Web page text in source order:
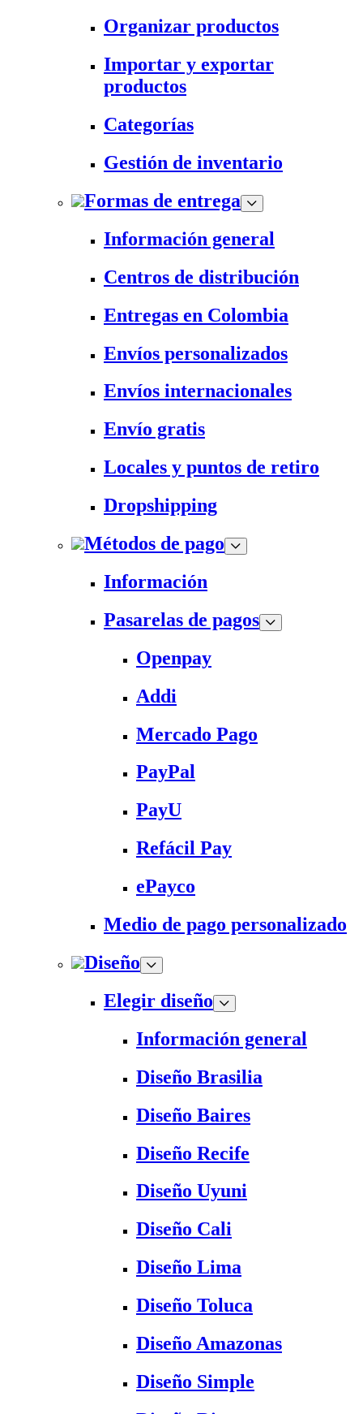
Organizar productos
Importar y exportar
productos
Categorías
Gestión de inventario
Formas de entrega
Información general
Centros de distribución
Entregas en Colombia
Envíos personalizados
Envíos internacionales
Envío gratis
Locales y puntos de retiro
Dropshipping
Métodos de pago
Información
Pasarelas de pagos
Openpay
Addi
Mercado Pago
PayPal
PayU
Refácil Pay
ePayco
Medio de pago personalizado
Diseño
Elegir diseño
Información general
Diseño Brasilia
Diseño Baires
Diseño Recife
Diseño Uyuni
Diseño Cali
Diseño Lima
Diseño Toluca
Diseño Amazonas
Diseño Simple